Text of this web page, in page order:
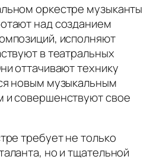
оркестре музыканты
над созданием
исполняют
в театральных
оттачивают технику
новым музыкальным
и совершенствуют свое
требует не только
но и тщательной